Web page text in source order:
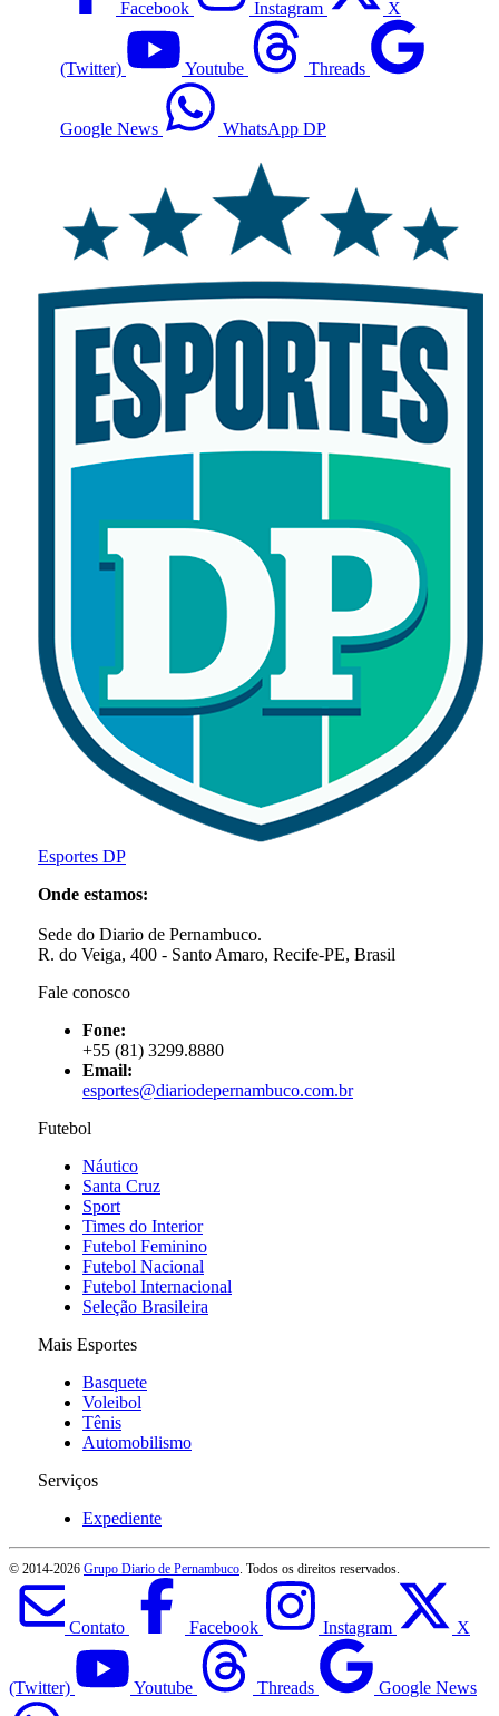
Facebook Instagram X
(Twitter) Youtube Threads
Google News WhatsApp DP
Esportes DP
Onde estamos:
Sede do Diario de Pernambuco.
R. do Veiga, 400 - Santo Amaro, Recife-PE, Brasil
Fale conosco
Fone:
+55 (81) 3299.8880
Email:
esportes@diariodepernambuco.com.br
Futebol
Náutico
Santa Cruz
Sport
Times do Interior
Futebol Feminino
Futebol Nacional
Futebol Internacional
Seleção Brasileira
Mais Esportes
Basquete
Voleibol
Tênis
Automobilismo
Serviços
Expediente
© 2014-2026 Grupo Diario de Pernambuco . Todos os direitos reservados.
Contato Facebook Instagram X
(Twitter) Youtube Threads Google News